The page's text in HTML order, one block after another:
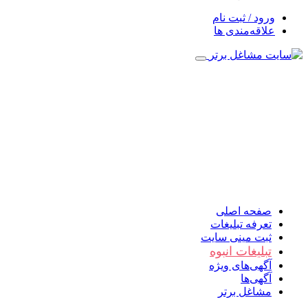
ورود / ثبت نام
علاقه‌مندی ها
صفحه اصلی
تعرفه تبلیغات
ثبت مینی سایت
تبلیغات انبوه
آگهی‌های ویژه
آگهی‌ها
مشاغل برتر